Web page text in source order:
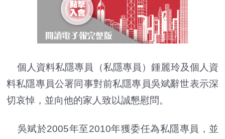
個人資料私隱專員（私隱專員）鍾麗玲及個人資
料私隱專員公署同事對前私隱專員吳斌辭世表示深
切哀悼，並向他的家人致以誠懇慰問。
吳斌於2005年至2010年獲委任為私隱專員，並